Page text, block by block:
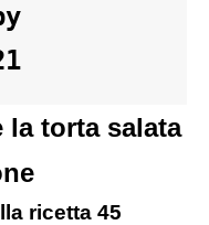
la torta salata
ricetta 45